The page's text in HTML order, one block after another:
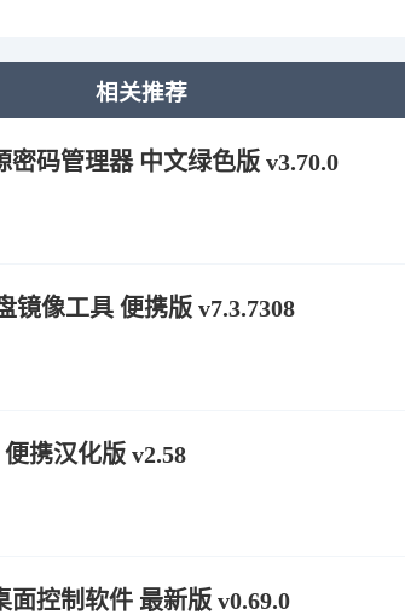
相关推荐
密码管理器 中文绿色版 v3.70.0
镜像工具 便携版 v7.3.7308
携汉化版 v2.58
控制软件 最新版 v0.69.0